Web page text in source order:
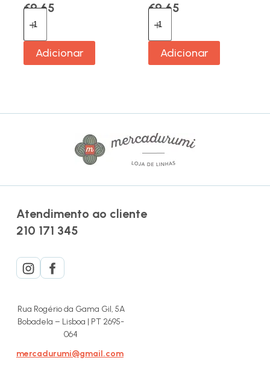
€9.65
Adicionar
€9.65
Adicionar
Atendimento ao cliente
210 171 345
Rua Rogério da Gama Gil, 5A
Bobadela – Lisboa | PT 2695-
064
mercadurumi@gmail.com